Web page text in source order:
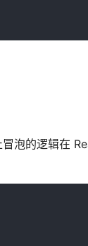
泡的逻辑在